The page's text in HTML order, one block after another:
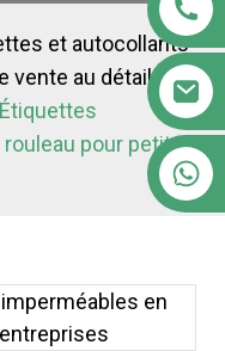
et autocollants
vente au détail,
Étiquettes
pour petites